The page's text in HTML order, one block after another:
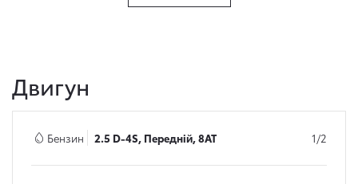
Двигун
Бензин 2.5 D-4S, Передній, 8AT 1/2